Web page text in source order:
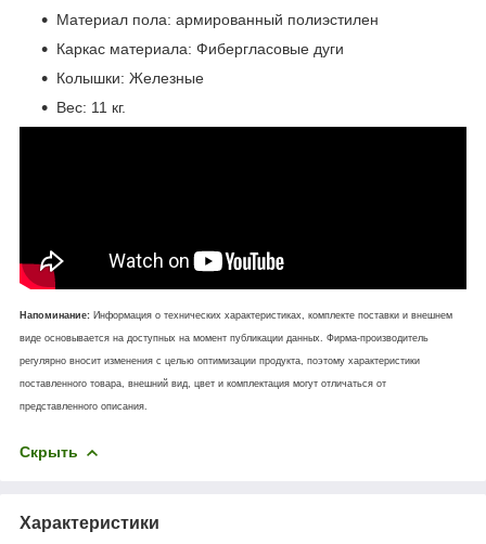
Материал пола: армированный полиэстилен
Каркас материала: Фибергласовые дуги
Колышки: Железные
Вес: 11 кг.
Напоминание: Информация о технических характеристиках, комплекте поставки и внешнем
виде основывается на доступных на момент публикации данных. Фирма-производитель
регулярно вносит изменения с целью оптимизации продукта, поэтому характеристики
поставленного товара, внешний вид, цвет и комплектация могут отличаться от
представленного описания.
Скрыть
Характеристики